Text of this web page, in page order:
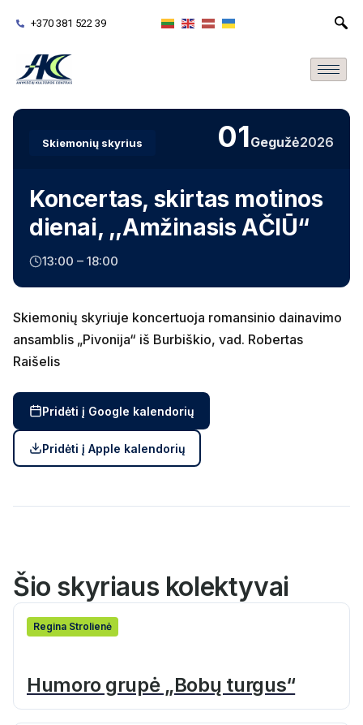
+370 381 522 39
Skiemonių skyrius 01Gegužė2026
Koncertas, skirtas motinos
dienai, ,,Amžinasis AČIŪ“
13:00 – 18:00
Skiemonių skyriuje koncertuoja romansinio dainavimo
ansamblis „Pivonija“ iš Burbiškio, vad. Robertas
Raišelis
Pridėti į Google kalendorių
Pridėti į Apple kalendorių
Šio skyriaus kolektyvai
Regina Strolienė
Humoro grupė „Bobų turgus“